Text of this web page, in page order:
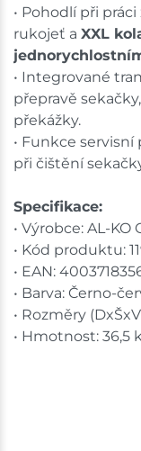
• Pohodlí při
rukojeť a XXL
• Integrované
přepravě
překážky.
• Funkce
při čištění
Specifikace:
• Výrobce: AL-KO
• Kód produktu:
• EAN:
• Barva: Černo-
• Rozměry
• Hmotnost: 36,5